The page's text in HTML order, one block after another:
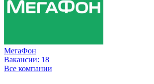
МегаФон
Вакансии: 18
Все компании